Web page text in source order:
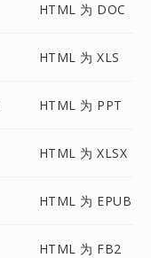
HTML 为 DOC
HTML 为 XLS
HTML 为 PPT
HTML 为 XLSX
HTML 为 EPUB
HTML 为 FB2